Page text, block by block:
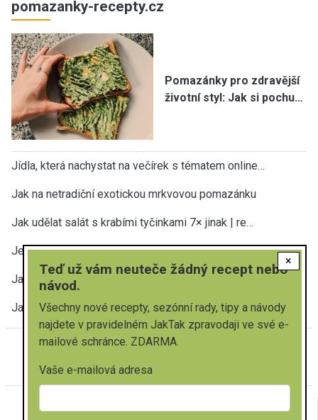
×
Teď už vám neuteče žádný recept nebo
návod.
Všechny nové recepty, sezónní rady, tipy a návody
najdete v pravidelném JakTak zpravodaji ve své e-
mailové schránce. ZDARMA.
Vaše e-mailová adresa
pomazanky-recepty.cz
Pomazánky pro zdravější
životní styl: Jak si pochu…
Jídla, která nachystat na večírek s tématem online…
Jak na netradiční exotickou mrkvovou pomazánku
Jak udělat salát s krabími tyčinkami 7× jinak | re…
Jednoduché pomazánky z tvarohu – 12 variant | rych…
Jak udělat pomazánku s olomouckými tvarůžky |4 rec…
Jak udělat sýrový salát tak, abyste si pochutnali?…
jaktak.cz|Kontakty |O nás|
Podmínky|Soukromí